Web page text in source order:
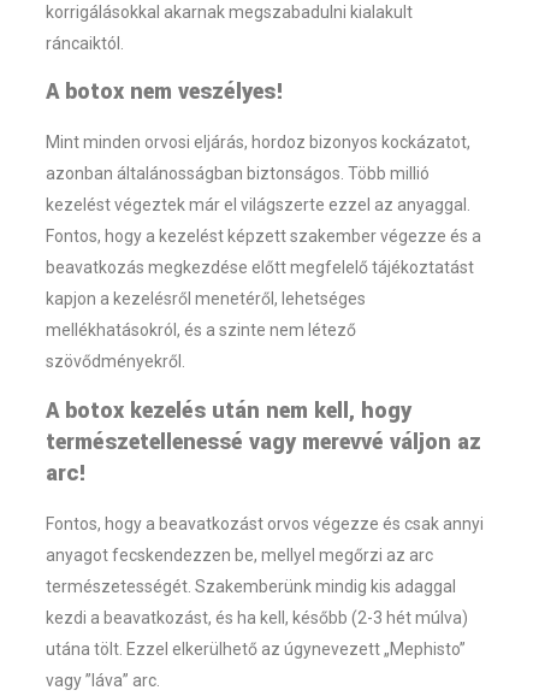
korrigálásokkal akarnak megszabadulni kialakult
ráncaiktól.
A botox nem veszélyes!
Mint minden orvosi eljárás, hordoz bizonyos kockázatot,
azonban általánosságban biztonságos. Több millió
kezelést végeztek már el világszerte ezzel az anyaggal.
Fontos, hogy a kezelést képzett szakember végezze és a
beavatkozás megkezdése előtt megfelelő tájékoztatást
kapjon a kezelésről menetéről, lehetséges
mellékhatásokról, és a szinte nem létező
szövődményekről.
A botox kezelés után nem kell, hogy
természetellenessé vagy merevvé váljon az
arc!
Fontos, hogy a beavatkozást orvos végezze és csak annyi
anyagot fecskendezzen be, mellyel megőrzi az arc
természetességét. Szakemberünk mindig kis adaggal
kezdi a beavatkozást, és ha kell, később (2-3 hét múlva)
utána tölt. Ezzel elkerülhető az úgynevezett „Mephisto”
vagy ”láva” arc.